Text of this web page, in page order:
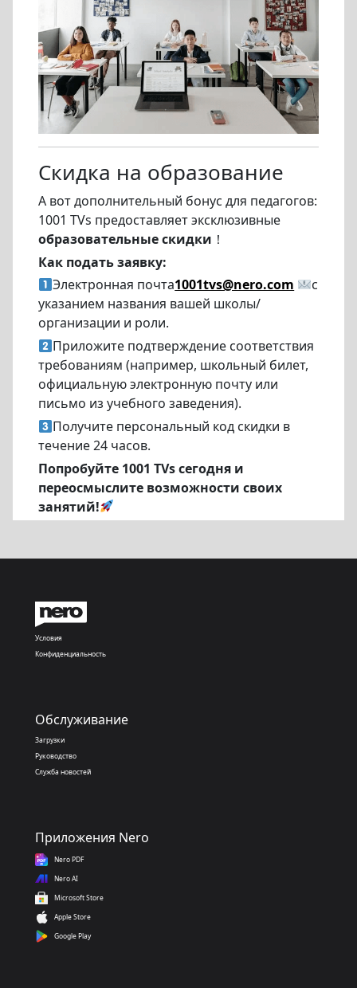
Скидка на образование
А вот дополнительный бонус для педагогов:
1001 TVs предоставляет эксклюзивные
образовательные скидки ！
Как подать заявку:
Электронная почта1001tvs@nero.com
с
указанием названия вашей школы/
организации и роли.
Приложите подтверждение соответствия
требованиям (например, школьный билет,
официальную электронную почту или
письмо из учебного заведения).
Получите персональный код скидки в
течение 24 часов.
Попробуйте 1001 TVs сегодня и
переосмыслите возможности своих
занятий!
Условия
Конфиденциальность
Обслуживание
Загрузки
Руководство
Служба новостей
Приложения Nero
Nero PDF
Nero AI
Microsoft Store
Apple Store
Google Play